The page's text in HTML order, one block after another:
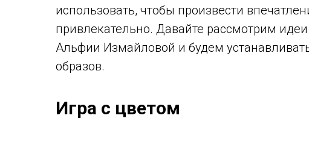
использовать, чтобы произвести
привлекательно. Давайте рассмотрим идеи
Альфии Измайловой и будем
образов.
Игра с цветом